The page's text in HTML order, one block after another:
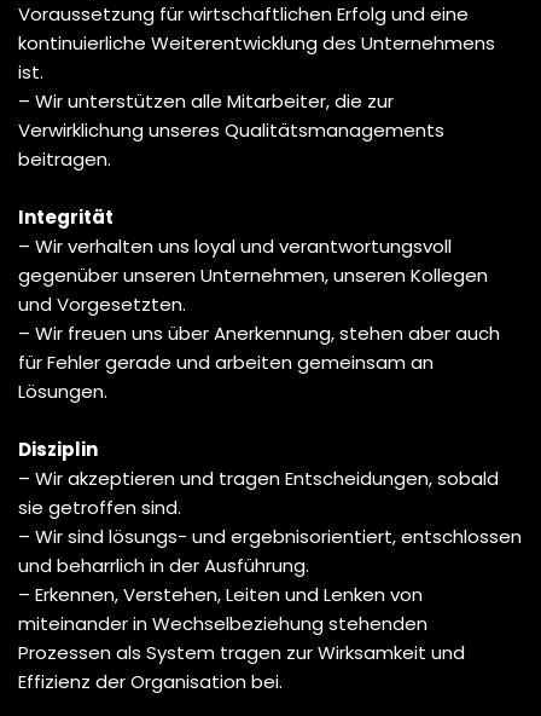
Voraussetzung für wirtschaftlichen Erfolg und eine
kontinuierliche Weiterentwicklung des Unternehmens
ist.
– Wir unterstützen alle Mitarbeiter, die zur
Verwirklichung unseres Qualitätsmanagements
beitragen.
Integrität
– Wir verhalten uns loyal und verantwortungsvoll
gegenüber unseren Unternehmen, unseren Kollegen
und Vorgesetzten.
– Wir freuen uns über Anerkennung, stehen aber auch
für Fehler gerade und arbeiten gemeinsam an
Lösungen.
Disziplin
– Wir akzeptieren und tragen Entscheidungen, sobald
sie getroffen sind.
– Wir sind lösungs- und ergebnisorientiert, entschlossen
und beharrlich in der Ausführung.
– Erkennen, Verstehen, Leiten und Lenken von
miteinander in Wechselbeziehung stehenden
Prozessen als System tragen zur Wirksamkeit und
Effizienz der Organisation bei.